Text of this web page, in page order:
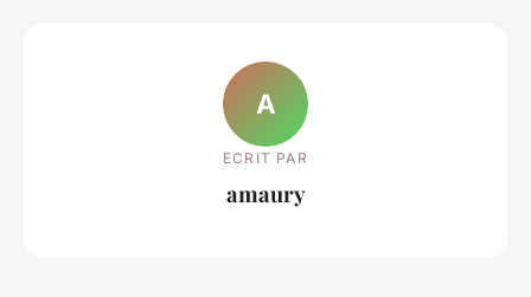
A
ECRIT PAR
amaury